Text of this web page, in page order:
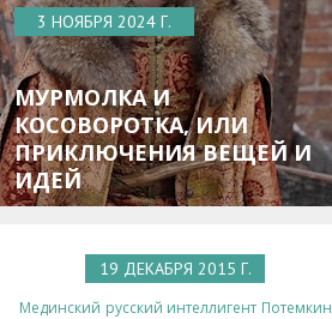
3 НОЯБРЯ 2024 Г.
МУРМОЛКА И
КОСОВОРОТКА, ИЛИ
ПРИКЛЮЧЕНИЯ ВЕЩЕЙ И
ИДЕЙ
19 ДЕКАБРЯ 2015 Г.
Мединский русский интеллигент Потемкин